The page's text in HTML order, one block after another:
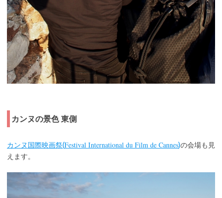
カンヌの景色 東側
カンヌ国際映画祭(Festival International du Film de Cannes)の会場も見
えます。